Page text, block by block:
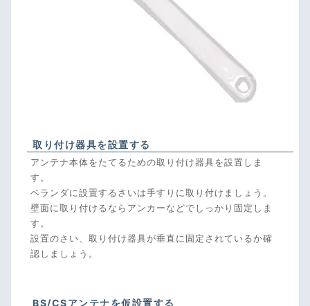
取り付け器具を設置する
アンテナ本体をたてるための取り付け器具を設置しま
す。
ベランダに設置するさいは手すりに取り付けましょう。
壁面に取り付けるならアンカーなどでしっかり固定しま
す。
設置のさい、取り付け器具が垂直に固定されているか確
認しましょう。
BS/CSアンテナを仮設置する